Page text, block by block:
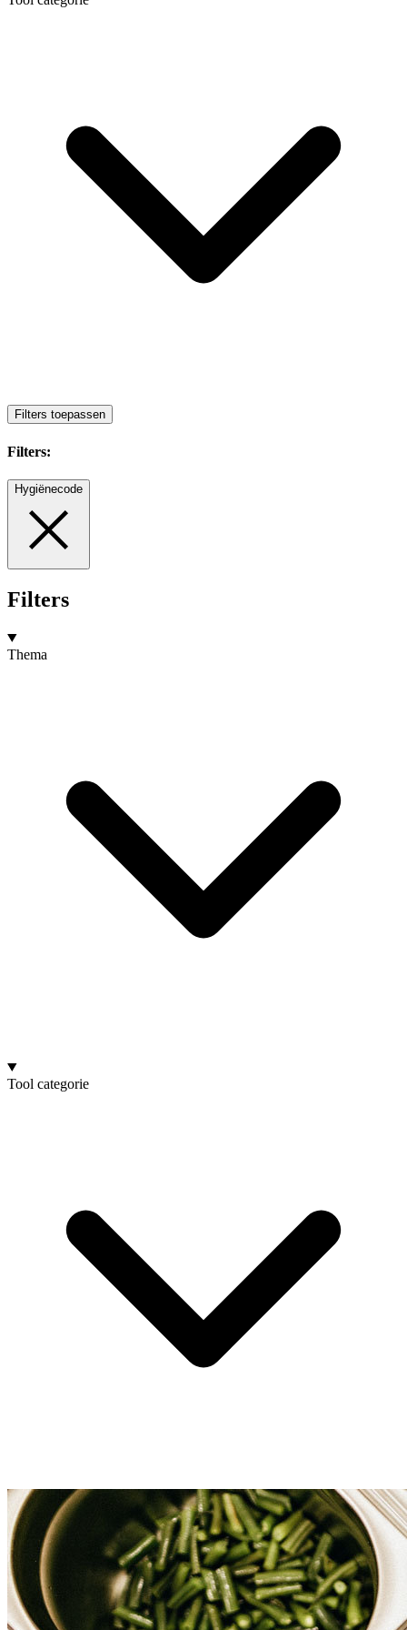
Filters toepassen
Filters:
Hygiënecode
Filters
Thema
Tool categorie